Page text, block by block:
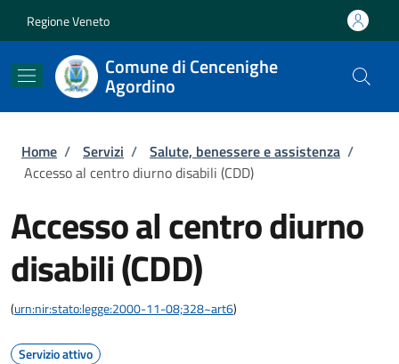
Regione Veneto
Comune di Cencenighe
Agordino
Briciole di pane
Home / Servizi / Salute, benessere e assistenza /
Accesso al centro diurno disabili (CDD)
Accesso al centro diurno
disabili (CDD)
(urn:nir:stato:legge:2000-11-08;328~art6)
Servizio attivo